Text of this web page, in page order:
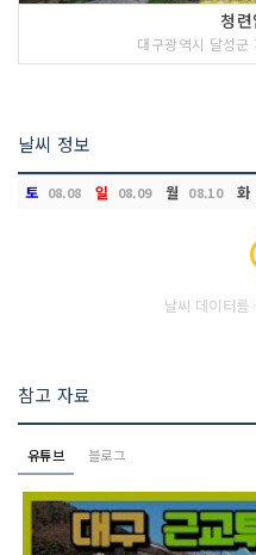
청
대구광역시 달성
날씨 정보
토 08.08 일 08.09 월 08.10 화
날씨 데이터를
참고 자료
유튜브 블로그